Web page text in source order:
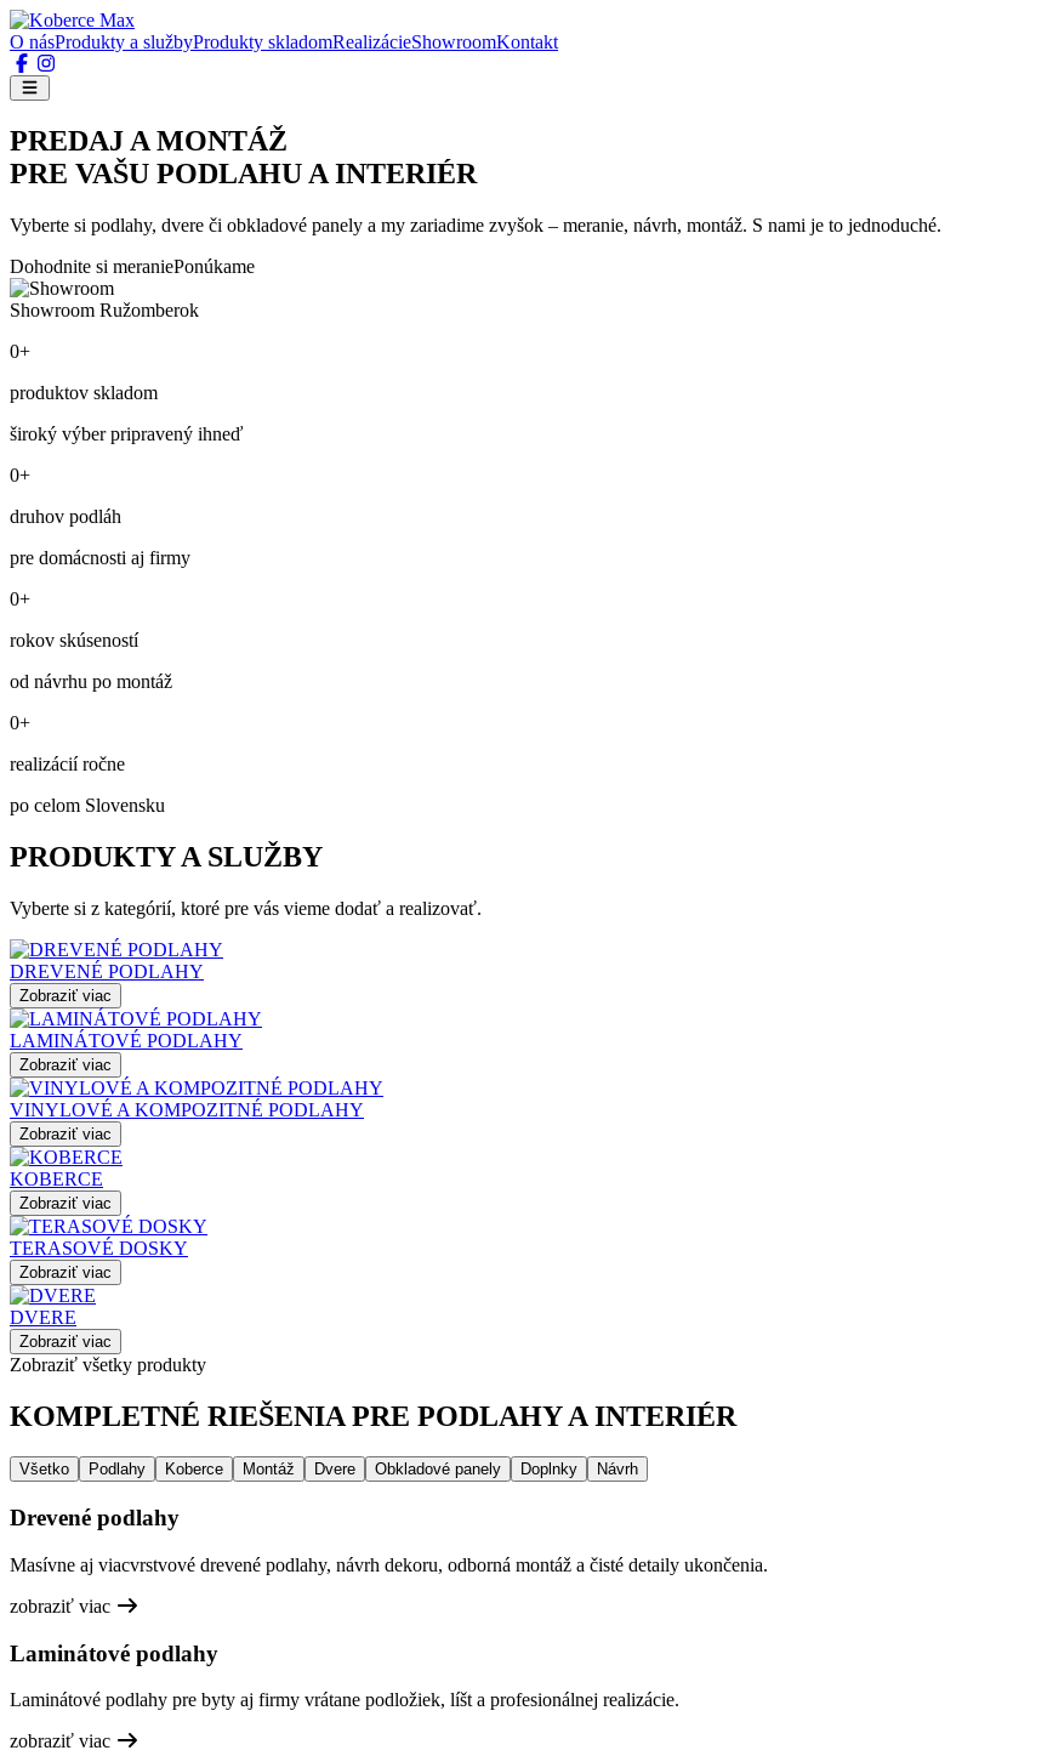
O násProdukty a službyProdukty skladomRealizácieShowroomKontakt
PREDAJ A MONTÁŽ
PRE VAŠU PODLAHU A INTERIÉR
Vyberte si podlahy, dvere či obkladové panely a my zariadime zvyšok – meranie, návrh, montáž. S nami je to jednoduché.
Dohodnite si meraniePonúkame
Showroom Ružomberok
0+
produktov skladom
široký výber pripravený ihneď
0+
druhov podláh
pre domácnosti aj firmy
0+
rokov skúseností
od návrhu po montáž
0+
realizácií ročne
po celom Slovensku
PRODUKTY A SLUŽBY
Vyberte si z kategórií, ktoré pre vás vieme dodať a realizovať.
DREVENÉ PODLAHY
Zobraziť viac
LAMINÁTOVÉ PODLAHY
Zobraziť viac
VINYLOVÉ A KOMPOZITNÉ PODLAHY
Zobraziť viac
KOBERCE
Zobraziť viac
TERASOVÉ DOSKY
Zobraziť viac
DVERE
Zobraziť viac
Zobraziť všetky produkty
KOMPLETNÉ RIEŠENIA PRE PODLAHY A INTERIÉR
Všetko Podlahy Koberce Montáž Dvere Obkladové panely Doplnky Návrh
Drevené podlahy
Masívne aj viacvrstvové drevené podlahy, návrh dekoru, odborná montáž a čisté detaily ukončenia.
zobraziť viac
Laminátové podlahy
Laminátové podlahy pre byty aj firmy vrátane podložiek, líšt a profesionálnej realizácie.
zobraziť viac